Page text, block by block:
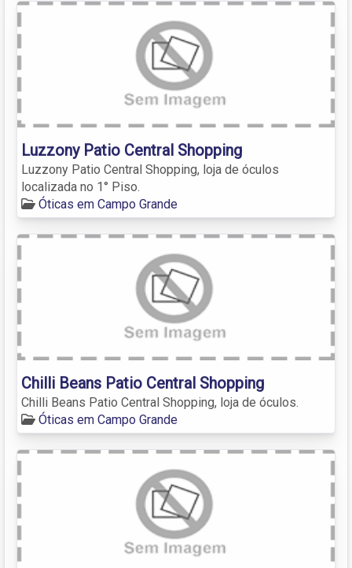
Luzzony Patio Central Shopping
Luzzony Patio Central Shopping, loja de óculos
localizada no 1° Piso.
Óticas em Campo Grande
Chilli Beans Patio Central Shopping
Chilli Beans Patio Central Shopping, loja de óculos.
Óticas em Campo Grande